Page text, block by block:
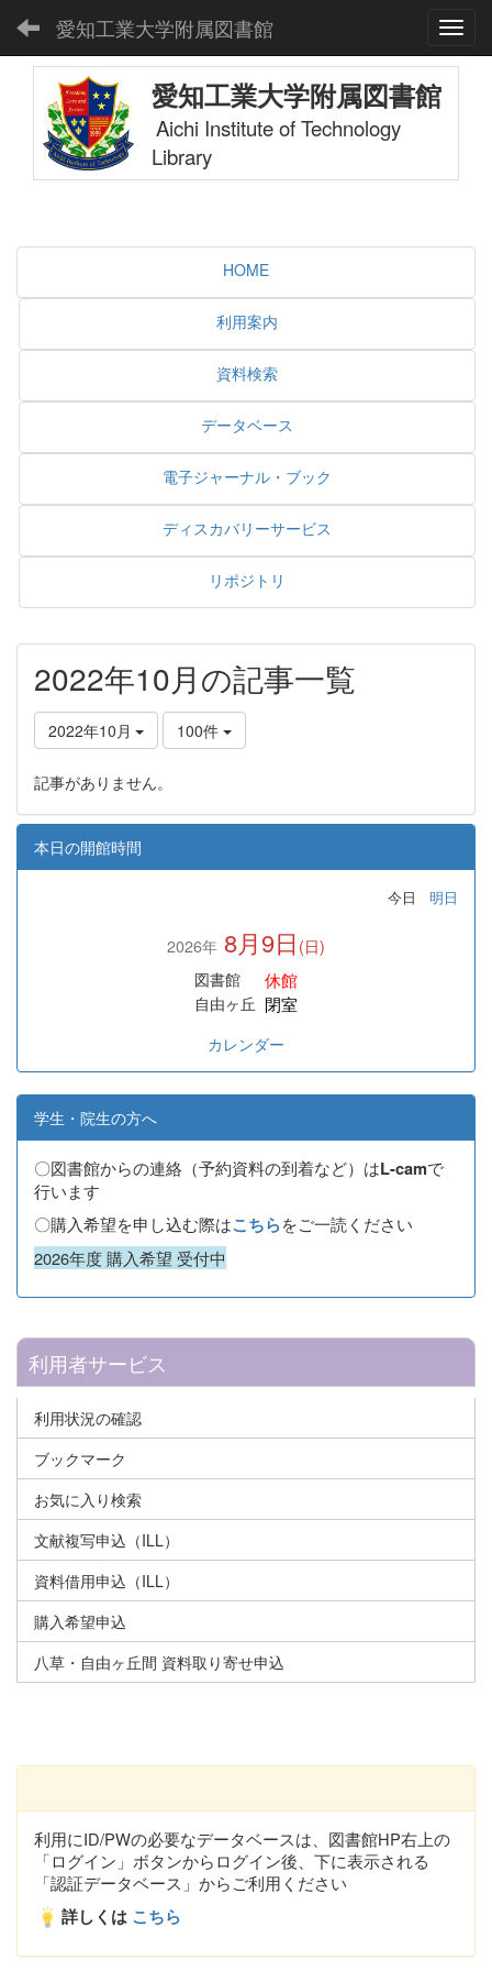
愛知工業大学附属図書館
愛知工業大学附属図書館
Aichi Institute of Technology
Library
HOME
利用案内
資料検索
データベース
電子ジャーナル・ブック
ディスカバリーサービス
リポジトリ
2022年10月の記事一覧
2022年10月 100件
記事がありません。
本日の開館時間
今日 明日
2026年 8月9日 (日)
図書館
休館
自由ヶ丘 閉室
カレンダー
学生・院生の方へ
〇図書館からの連絡（予約資料の到着など）はL-camで
行います
〇購入希望を申し込む際はこちらをご一読ください
2026年度 購入希望 受付中
利用者サービス
利用状況の確認
ブックマーク
お気に入り検索
文献複写申込（ILL）
資料借用申込（ILL）
購入希望申込
八草・自由ヶ丘間 資料取り寄せ申込
利用にID/PWの必要なデータベースは、図書館HP右上の
「ログイン」ボタンからログイン後、下に表示される
「認証データベース」からご利用ください
詳しくは こちら